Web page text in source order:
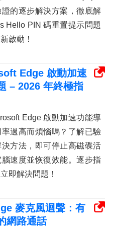
的逐步解決方案，徹底解
Hello PIN 碼重置提示問題
啟動！
Edge 啟動加速
– 2026 年終極指
Edge 啟動加速功能導
過高而煩惱嗎？了解已驗
方法，即可停止高磁碟活
速度並恢復效能。逐步指
即解決問題！
麥克風迴聲：有
網路通話